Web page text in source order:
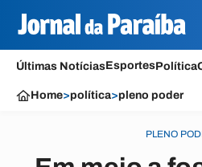
Últimas NotíciasEsportesPolítica
Home>política>pleno poder
PLENO